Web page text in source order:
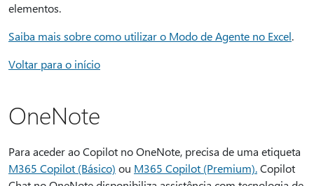
elementos.
Saiba mais sobre como utilizar o Modo de Agente no Excel.
Voltar para o início
OneNote
Para aceder ao Copilot no OneNote, precisa de uma etiqueta
M365 Copilot (Básico) ou M365 Copilot (Premium).Copilot